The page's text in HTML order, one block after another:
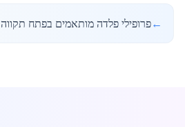
←פרופילי פלדה מותאמים בפתח תקווה